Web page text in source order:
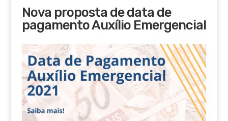
Nova proposta de data de
pagamento Auxílio Emergencial